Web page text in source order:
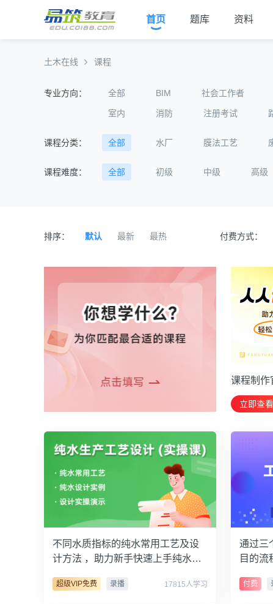
首页 题库 资料
土木在线 课程
专业方向： 全部 BIM 社会工作者
室内 消防 注册考试
课程分类： 全部 水厂 膜法工艺
课程难度： 全部 初级 中级 高级
排序： 默认 最新 最热 付费方式：
课程制作
立即查看
不同水质指标的纯水常用工艺及设
计方法 ，助力新手快速上手纯水工
超级VIP免费 录播 17815人学习
通过三
目的流
付费